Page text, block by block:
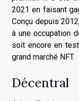
2021 en faisant
Conçu depuis
à une occupation
soit encore en
grand marché NFT.
Décentral